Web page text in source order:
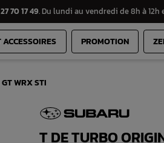
70 17 49. Du lundi au vendredi de 8h à 12h
ACCESSOIRES PROMOTION
WRX STI
T DE TURBO